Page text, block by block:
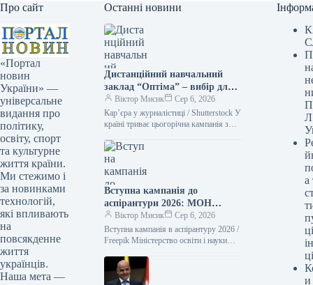
Про сайт
«Портал
новин
України» —
універсальне
видання про
політику,
освіту, спорт
та культурне
життя країни.
Ми стежимо і
за новинками
технологій,
які впливають
на
повсякденне
життя
українців.
Наша мета —
Останні новини
Дистанційний навчальний
заклад “Оптіма” – вибір для
майбутніх журналістів після 9
класу
Віктор Мисик
Сер 6, 2026
Кар’єра у журналістиці / Shutterstock У
країні триває цьогорічна кампанія з
Серед популярних напрямів
підготовки…
Вступна кампанія до
аспірантури 2026: МОН
скоригувало терміни прийому
Віктор Мисик
Сер 6, 2026
Вступна кампанія в аспірантуру 2026 /
Freepik Міністерство освіти і науки
термінів проведення вступу до
аспірантури…
Л
а
ці
и